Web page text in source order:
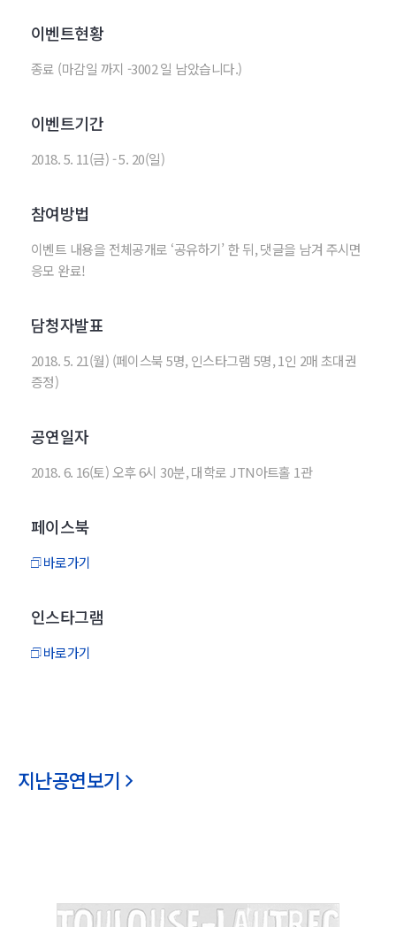
이벤트현황
종료 (마감일 까지 -3002 일 남았습니다.)
이벤트기간
2018. 5. 11(금) - 5. 20(일)
참여방법
이벤트 내용을 전체공개로 ‘공유하기’ 한 뒤, 댓글을 남겨 주시면
응모 완료!
담청자발표
2018. 5. 21(월) (페이스북 5명, 인스타그램 5명, 1인 2매 초대권
증정)
공연일자
2018. 6. 16(토) 오후 6시 30분, 대학로 JTN아트홀 1관
페이스북
바로가기
인스타그램
바로가기
지난공연보기